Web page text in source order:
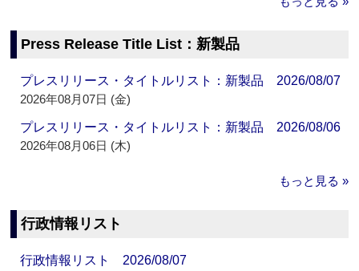
Press Release Title List：新製品
プレスリリース・タイトルリスト：新製品 2026/08/07
2026年08月07日 (金)
プレスリリース・タイトルリスト：新製品 2026/08/06
2026年08月06日 (木)
もっと見る »
行政情報リスト
行政情報リスト 2026/08/07